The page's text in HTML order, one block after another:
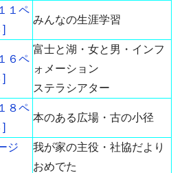
１ペ
みんなの生涯学習
６ペ
富士と湖・女と男・インフ
ォメーション
ステラシアター
８ペ
本のある広場・古の小径
ジ
我が家の主役・社協だより
おめでた